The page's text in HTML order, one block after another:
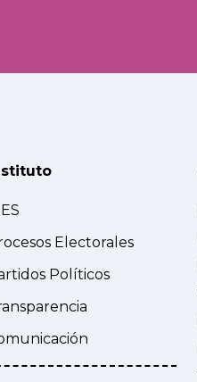
Electorales
Políticos